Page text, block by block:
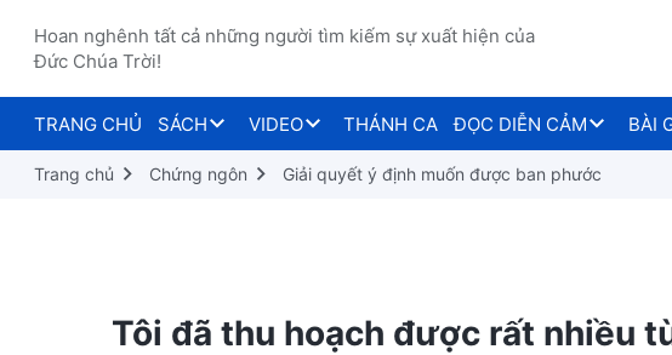
Hoan nghênh tất cả những người tìm kiếm sự xuất hiện của
Đức Chúa Trời!
TRANG CHỦ SÁCH VIDEO THÁNH CA ĐỌC DIỄN CẢM BÀI
Trang chủ Chứng ngôn Giải quyết ý định muốn được ban phước
Tôi đã thu hoạch được rất nhiều